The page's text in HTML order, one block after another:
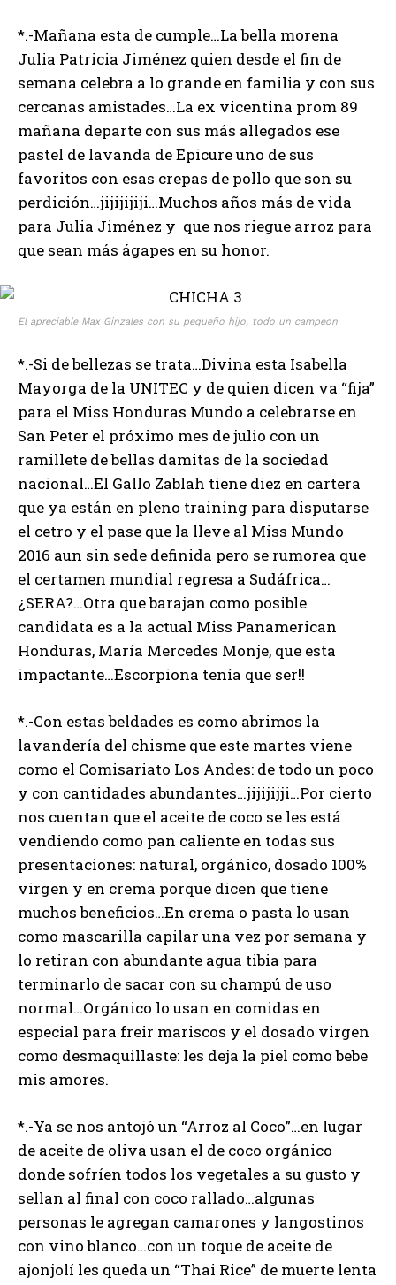
*.-Mañana esta de cumple…La bella morena
Julia Patricia Jiménez quien desde el fin de
semana celebra a lo grande en familia y con sus
cercanas amistades…La ex vicentina prom 89
mañana departe con sus más allegados ese
pastel de lavanda de Epicure uno de sus
favoritos con esas crepas de pollo que son su
perdición…jijijijiji…Muchos años más de vida
para Julia Jiménez y que nos riegue arroz para
que sean más ágapes en su honor.
El apreciable Max Ginzales con su pequeño hijo, todo un campeon
*.-Si de bellezas se trata…Divina esta Isabella
Mayorga de la UNITEC y de quien dicen va “fija”
para el Miss Honduras Mundo a celebrarse en
San Peter el próximo mes de julio con un
ramillete de bellas damitas de la sociedad
nacional…El Gallo Zablah tiene diez en cartera
que ya están en pleno training para disputarse
el cetro y el pase que la lleve al Miss Mundo
2016 aun sin sede definida pero se rumorea que
el certamen mundial regresa a Sudáfrica…
¿SERA?…Otra que barajan como posible
candidata es a la actual Miss Panamerican
Honduras, María Mercedes Monje, que esta
impactante…Escorpiona tenía que ser!!
*.-Con estas beldades es como abrimos la
lavandería del chisme que este martes viene
como el Comisariato Los Andes: de todo un poco
y con cantidades abundantes…jijijijji…Por cierto
nos cuentan que el aceite de coco se les está
vendiendo como pan caliente en todas sus
presentaciones: natural, orgánico, dosado 100%
virgen y en crema porque dicen que tiene
muchos beneficios…En crema o pasta lo usan
como mascarilla capilar una vez por semana y
lo retiran con abundante agua tibia para
terminarlo de sacar con su champú de uso
normal…Orgánico lo usan en comidas en
especial para freir mariscos y el dosado virgen
como desmaquillaste: les deja la piel como bebe
mis amores.
*.-Ya se nos antojó un “Arroz al Coco”…en lugar
de aceite de oliva usan el de coco orgánico
donde sofríen todos los vegetales a su gusto y
sellan al final con coco rallado…algunas
personas le agregan camarones y langostinos
con vino blanco…con un toque de aceite de
ajonjolí les queda un “Thai Rice” de muerte lenta